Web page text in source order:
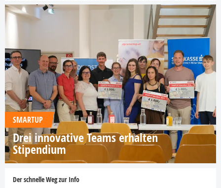
SMARTUP
Drei innovative Teams erhalten
Stipendium
Der schnelle Weg zur Info